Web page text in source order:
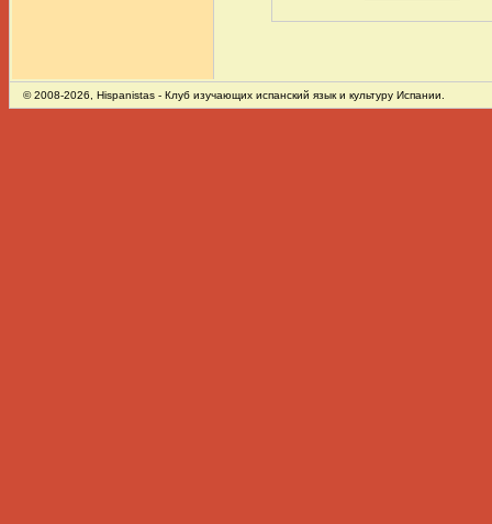
© 2008-2026, Hispanistas - Клуб изучающих испанский язык и культуру Испании.